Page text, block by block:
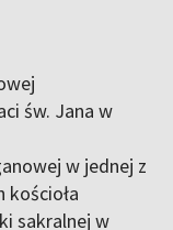
św. Jana w
w jednej z
kościoła
sakralnej w